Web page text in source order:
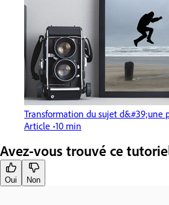
Transformation du sujet d&#39;une
Article 10 min
Avez-vous trouvé ce
Oui Non